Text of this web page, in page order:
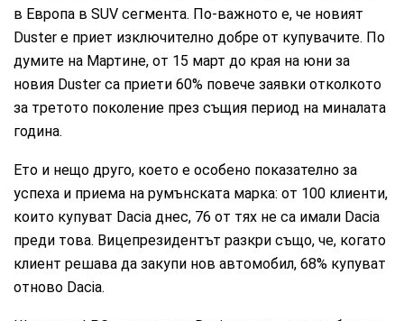
в Европа в SUV сегмента. По-важното е, че новият
Duster е приет изключително добре от купувачите. По
думите на Мартине, от 15 март до края на юни за
новия Duster са приети 60% повече заявки отколкото
за третото поколение през същия период на миналата
година.
Ето и нещо друго, което е особено показателно за
успеха и приема на румънската марка: от 100 клиенти,
които купуват Dacia днес, 76 от тях не са имали Dacia
преди това. Вицепрезидентът разкри също, че, когато
клиент решава да закупи нов автомобил, 68% купуват
отново Dacia.